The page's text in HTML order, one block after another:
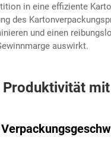
in eine effiziente
des
und einen
auswirkt.